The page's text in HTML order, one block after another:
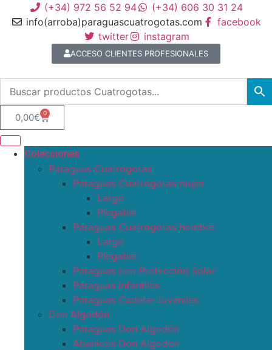
(+34) 972 56 52 94
(+34) 606 30 31 24
info(arroba)paraguascuatrogotas.com
facebook
twitter
instagram
ACCESO CLIENTES PROFESIONALES
0,00€ 0
Colecciones
Paraguas Cuatrogotas
Paraguas Cuatrogotas mujer
Largo
Plegable
Paraguas Cuatrogotas hombre
Largo
Plegable
Paraguas con Protección Solar
Paraguas infantiles
Paraguas Cadete-Juveniles
Don Algodón
Paraguas Don Algodón
Abanicos Don Algodon